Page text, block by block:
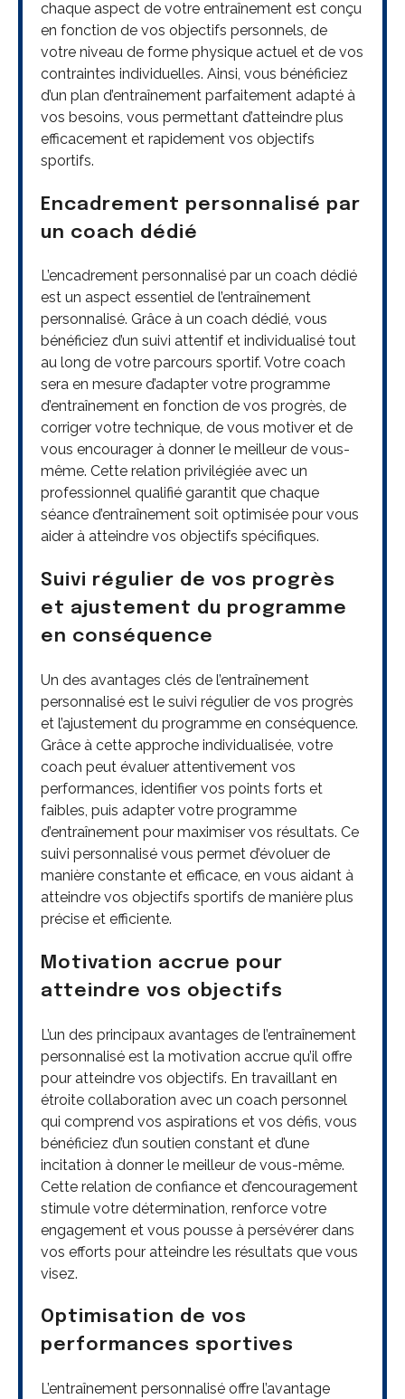
chaque aspect de votre entraînement est conçu
en fonction de vos objectifs personnels, de
votre niveau de forme physique actuel et de vos
contraintes individuelles. Ainsi, vous bénéficiez
d’un plan d’entraînement parfaitement adapté à
vos besoins, vous permettant d’atteindre plus
efficacement et rapidement vos objectifs
sportifs.
Encadrement personnalisé par
un coach dédié
L’encadrement personnalisé par un coach dédié
est un aspect essentiel de l’entraînement
personnalisé. Grâce à un coach dédié, vous
bénéficiez d’un suivi attentif et individualisé tout
au long de votre parcours sportif. Votre coach
sera en mesure d’adapter votre programme
d’entraînement en fonction de vos progrès, de
corriger votre technique, de vous motiver et de
vous encourager à donner le meilleur de vous-
même. Cette relation privilégiée avec un
professionnel qualifié garantit que chaque
séance d’entraînement soit optimisée pour vous
aider à atteindre vos objectifs spécifiques.
Suivi régulier de vos progrès
et ajustement du programme
en conséquence
Un des avantages clés de l’entraînement
personnalisé est le suivi régulier de vos progrès
et l’ajustement du programme en conséquence.
Grâce à cette approche individualisée, votre
coach peut évaluer attentivement vos
performances, identifier vos points forts et
faibles, puis adapter votre programme
d’entraînement pour maximiser vos résultats. Ce
suivi personnalisé vous permet d’évoluer de
manière constante et efficace, en vous aidant à
atteindre vos objectifs sportifs de manière plus
précise et efficiente.
Motivation accrue pour
atteindre vos objectifs
L’un des principaux avantages de l’entraînement
personnalisé est la motivation accrue qu’il offre
pour atteindre vos objectifs. En travaillant en
étroite collaboration avec un coach personnel
qui comprend vos aspirations et vos défis, vous
bénéficiez d’un soutien constant et d’une
incitation à donner le meilleur de vous-même.
Cette relation de confiance et d’encouragement
stimule votre détermination, renforce votre
engagement et vous pousse à persévérer dans
vos efforts pour atteindre les résultats que vous
visez.
Optimisation de vos
performances sportives
L’entraînement personnalisé offre l’avantage